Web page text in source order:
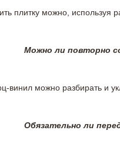
плитку можно, используя
Можно ли повторно
винил можно разбирать и
Обязательно ли